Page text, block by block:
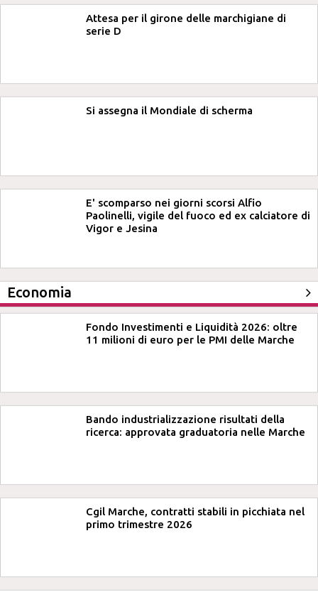
Attesa per il girone delle marchigiane di
serie D
Si assegna il Mondiale di scherma
E' scomparso nei giorni scorsi Alfio
Paolinelli, vigile del fuoco ed ex calciatore di
Vigor e Jesina
Economia
Fondo Investimenti e Liquidità 2026: oltre
11 milioni di euro per le PMI delle Marche
Bando industrializzazione risultati della
ricerca: approvata graduatoria nelle Marche
Cgil Marche, contratti stabili in picchiata nel
primo trimestre 2026